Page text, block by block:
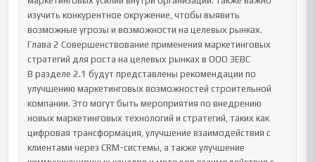
изучить конкурентное окружение, чтобы выявить
возможные угрозы и возможности на целевых рынках.
Глава 2 Совершенствование применения маркетинговых
стратегий для роста на целевых рынках в ООО ЗЕВС
В разделе 2.1 будут представлены рекомендации по
улучшению маркетинговых возможностей строительной
компании. Это могут быть мероприятия по внедрению
новых маркетинговых технологий и стратегий, таких как
цифровая трансформация, улучшение взаимодействия с
клиентами через CRM-системы, а также улучшение